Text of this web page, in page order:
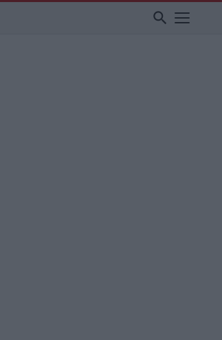
search